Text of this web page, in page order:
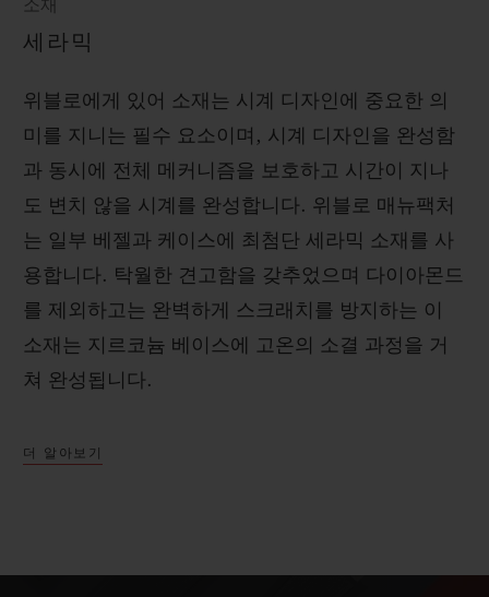
소재
세라믹
위블로에게 있어 소재는 시계 디자인에 중요한 의
미를 지니는 필수 요소이며, 시계 디자인을 완성함
과 동시에 전체 메커니즘을 보호하고 시간이 지나
도 변치 않을 시계를 완성합니다. 위블로 매뉴팩처
는 일부 베젤과 케이스에 최첨단 세라믹 소재를 사
용합니다. 탁월한 견고함을 갖추었으며 다이아몬드
를 제외하고는 완벽하게 스크래치를 방지하는 이
소재는 지르코늄 베이스에 고온의 소결 과정을 거
쳐 완성됩니다.
더 알아보기